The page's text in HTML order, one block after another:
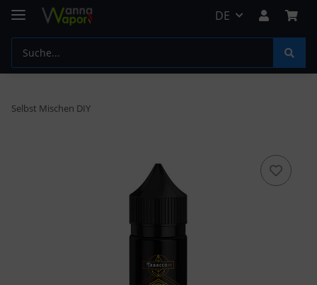
DE
Selbst Mischen DIY